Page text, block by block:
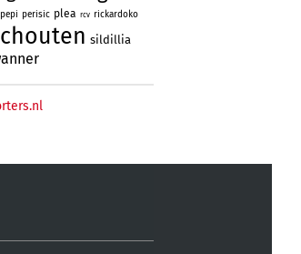
pepi perisic plea rcv rickardoko
sildillia